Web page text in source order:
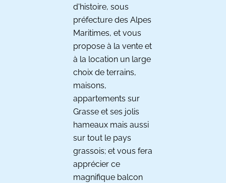
d'histoire, sous
préfecture des Alpes
Maritimes, et vous
propose à la vente et
à la location un large
choix de terrains,
maisons,
appartements sur
Grasse et ses jolis
hameaux mais aussi
sur tout le pays
grassois; et vous fera
apprécier ce
magnifique balcon